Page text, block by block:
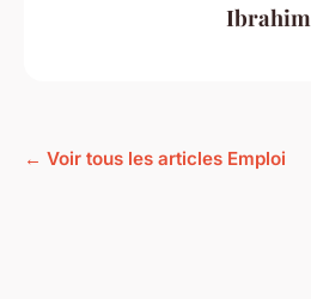
Ibrahim
← Voir tous les articles Emploi